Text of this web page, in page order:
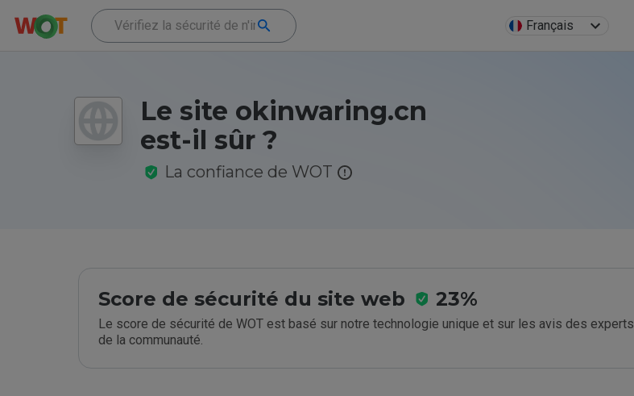
Français
Le site okinwaring.cn
est-il sûr ?
La confiance de WOT
Score de sécurité du site web 23%
Le score de sécurité de WOT est basé sur notre technologie unique et sur les avis des experts
de la communauté.